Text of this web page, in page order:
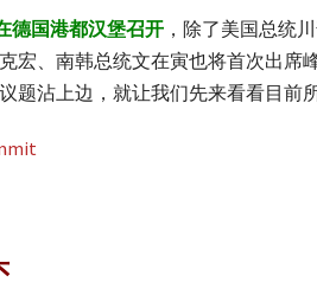
德国港都汉堡召开 ，除了美国总统
宏、南韩总统文在寅也将首次出席
题沾上边，就让我们先来看看目前